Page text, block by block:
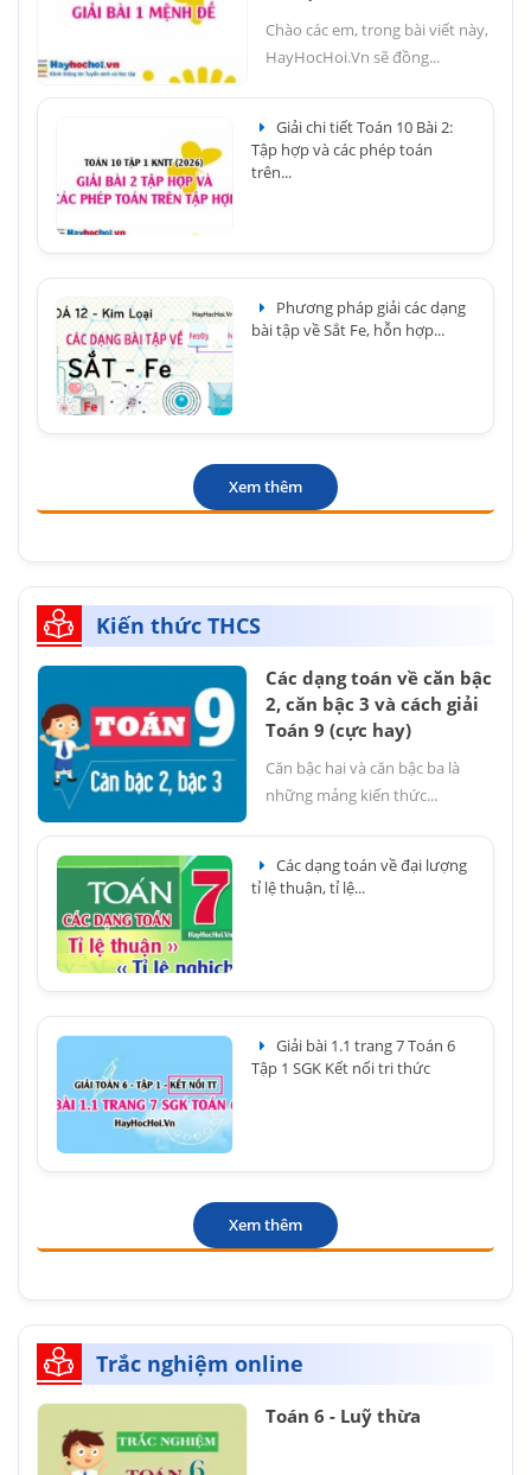
Chào các em, trong bài viết này,
HayHocHoi.Vn sẽ đồng...
Giải chi tiết Toán 10 Bài 2:
Tập hợp và các phép toán
trên...
Phương pháp giải các dạng
bài tập về Sắt Fe, hỗn hợp...
Xem thêm
Kiến thức THCS
Các dạng toán về căn bậc
2, căn bậc 3 và cách giải
Toán 9 (cực hay)
Căn bậc hai và căn bậc ba là
những mảng kiến thức...
Các dạng toán về đại lượng
tỉ lệ thuận, tỉ lệ...
Giải bài 1.1 trang 7 Toán 6
Tập 1 SGK Kết nối tri thức
Xem thêm
Trắc nghiệm online
Toán 6 - Luỹ thừa